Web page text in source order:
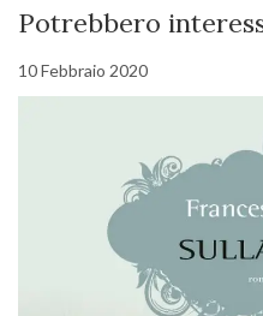
Potrebbero
10 Febbraio 2020